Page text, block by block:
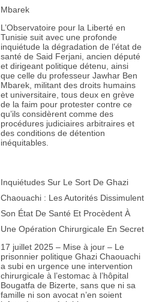
Mbarek
L’Observatoire pour la Liberté en
Tunisie suit avec une profonde
inquiétude la dégradation de l’état de
santé de Said Ferjani, ancien député
et dirigeant politique détenu, ainsi
que celle du professeur Jawhar Ben
Mbarek, militant des droits humains
et universitaire, tous deux en grève
de la faim pour protester contre ce
qu’ils considèrent comme des
procédures judiciaires arbitraires et
des conditions de détention
inéquitables.
Inquiétudes Sur Le Sort De Ghazi
Chaouachi : Les Autorités Dissimulent
Son État De Santé Et Procèdent À
Une Opération Chirurgicale En Secret
17 juillet 2025 – Mise à jour – Le
prisonnier politique Ghazi Chaouachi
a subi en urgence une intervention
chirurgicale à l’estomac à l’hôpital
Bougatfa de Bizerte, sans que ni sa
famille ni son avocat n’en soient